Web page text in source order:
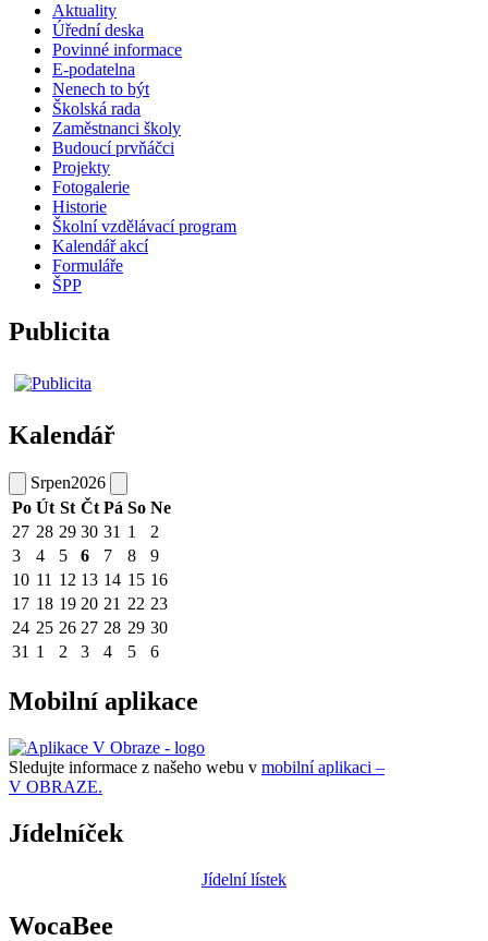
Aktuality
Úřední deska
Povinné informace
E-podatelna
Nenech to být
Školská rada
Zaměstnanci školy
Budoucí prvňáčci
Projekty
Fotogalerie
Historie
Školní vzdělávací program
Kalendář akcí
Formuláře
ŠPP
Publicita
Kalendář
Srpen2026
Po Út St Čt Pá So Ne
27 28 29 30 31 1
2
3
4 5 6 7 8
9
10 11 12 13 14 15 16
17 18 19 20 21 22 23
24 25 26 27 28 29 30
31 1 2 3 4 5 6
Mobilní aplikace
Sledujte informace z našeho webu v mobilní aplikaci –
V OBRAZE.
Jídelníček
Jídelní lístek
WocaBee